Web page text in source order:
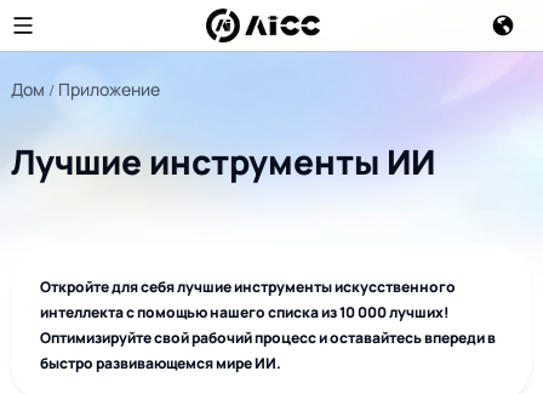
Дом Приложение
Лучшие инструменты ИИ
Откройте для себя лучшие инструменты искусственного
интеллекта с помощью нашего списка из 10 000 лучших!
Оптимизируйте свой рабочий процесс и оставайтесь впереди в
быстро развивающемся мире ИИ.